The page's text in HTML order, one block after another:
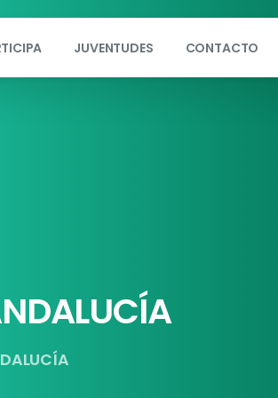
JUVENTUDES CONTACTO